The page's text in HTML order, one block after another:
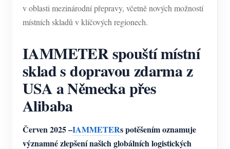
v oblasti mezinárodní přepravy, včetně nových možností
místních skladů v klíčových regionech.
IAMMETER spouští místní
sklad s dopravou zdarma z
USA a Německa přes
Alibaba
Červen 2025 –IAMMETERs potěšením oznamuje
významné zlepšení našich globálních logistických